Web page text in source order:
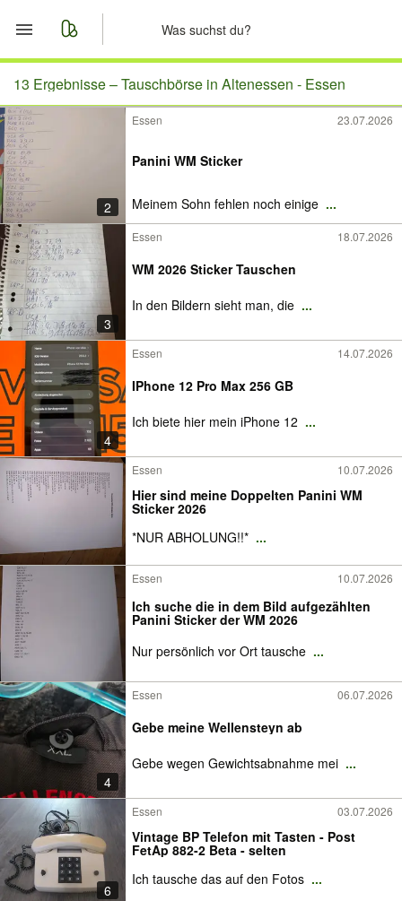
Start
Nachrichten
Anzeige aufgeben
13 Ergebnisse –Tauschbörse in Altenessen - Essen
2
Essen 23.07.2026
Panini WM Sticker
Meinem Sohn fehlen noch einige ...
3
Essen 18.07.2026
WM 2026 Sticker Tauschen
In den Bildern sieht man, die ...
4
Essen 14.07.2026
IPhone 12 Pro Max 256 GB
Ich biete hier mein iPhone 12 ...
Essen 10.07.2026
Hier sind meine Doppelten Panini WM
Sticker 2026
*NUR ABHOLUNG!!* ...
Essen 10.07.2026
Ich suche die in dem Bild aufgezählten
Panini Sticker der WM 2026
Nur persönlich vor Ort tausche ...
4
Essen 06.07.2026
Gebe meine Wellensteyn ab
Gebe wegen Gewichtsabnahme mei ...
6
Essen 03.07.2026
Vintage BP Telefon mit Tasten - Post
FetAp 882-2 Beta - selten
Ich tausche das auf den Fotos ...